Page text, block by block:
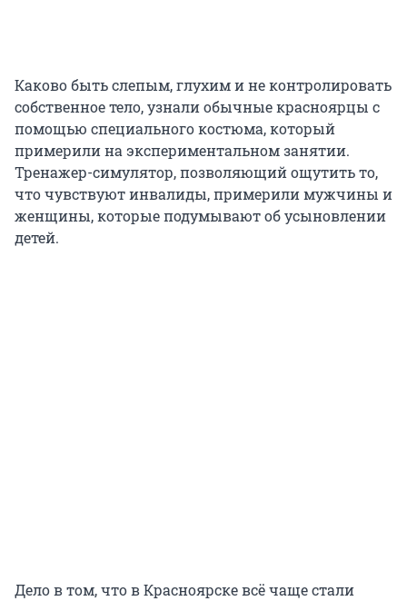
Каково быть слепым, глухим и не контролировать
собственное тело, узнали обычные красноярцы с
помощью специального костюма, который
примерили на экспериментальном занятии.
Тренажер-симулятор, позволяющий ощутить то,
что чувствуют инвалиды, примерили мужчины и
женщины, которые подумывают об усыновлении
детей.
Дело в том, что в Красноярске всё чаще стали